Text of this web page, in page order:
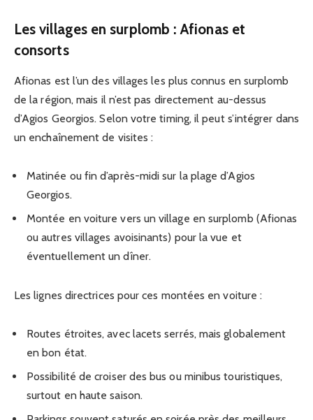
Les villages en surplomb : Afionas et
consorts
Afionas est l’un des villages les plus connus en surplomb
de la région, mais il n’est pas directement au-dessus
d’Agios Georgios. Selon votre timing, il peut s’intégrer dans
un enchaînement de visites :
Matinée ou fin d’après-midi sur la plage d’Agios
Georgios.
Montée en voiture vers un village en surplomb (Afionas
ou autres villages avoisinants) pour la vue et
éventuellement un dîner.
Les lignes directrices pour ces montées en voiture :
Routes étroites, avec lacets serrés, mais globalement
en bon état.
Possibilité de croiser des bus ou minibus touristiques,
surtout en haute saison.